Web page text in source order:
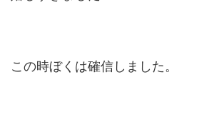
この時ぼくは確信しました。